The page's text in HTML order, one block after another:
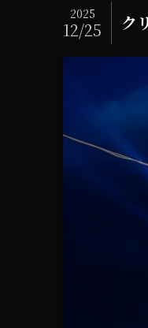
ク
2025
12/25